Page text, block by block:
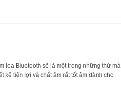
loa Bluetooth sẽ là một trong những thứ mà
kế tiện lợi và chất âm rất tốt âm dành cho